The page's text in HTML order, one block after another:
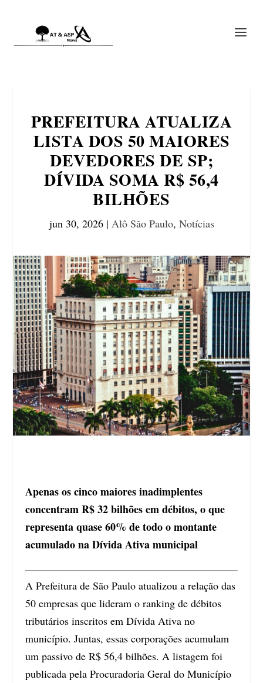
PREFEITURA ATUALIZA
LISTA DOS 50 MAIORES
DEVEDORES DE SP;
DÍVIDA SOMA R$ 56,4
BILHÕES
jun 30, 2026| Alô São Paulo, Notícias
Apenas os cinco maiores inadimplentes
concentram R$ 32 bilhões em débitos, o que
representa quase 60% de todo o montante
acumulado na Dívida Ativa municipal
A Prefeitura de São Paulo atualizou a relação das
50 empresas que lideram o ranking de débitos
tributários inscritos em Dívida Ativa no
município. Juntas, essas corporações acumulam
um passivo de R$ 56,4 bilhões. A listagem foi
publicada pela Procuradoria Geral do Município